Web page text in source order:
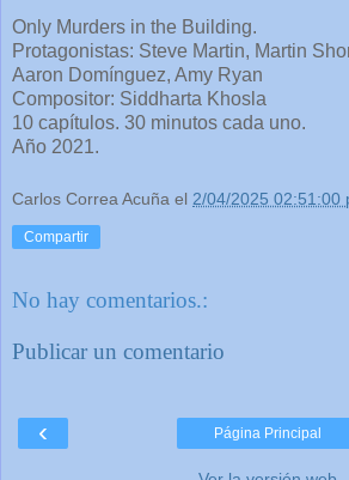
Only Murders in the Building.
Protagonistas: Steve Martin, Martin
Aaron Domínguez, Amy Ryan
Compositor: Siddharta Khosla
10 capítulos. 30 minutos cada uno.
Año 2021.
Carlos Correa Acuña el 2/04/2025 02:51:00
Compartir
No hay comentarios.:
Publicar un comentario
‹ Página Principal